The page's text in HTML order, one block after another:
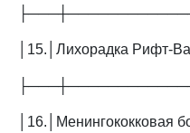
│15.│Лихорадка Рифт-
│16.│Менингококковая